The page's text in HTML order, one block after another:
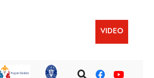
VIDEO